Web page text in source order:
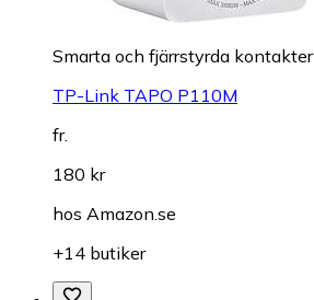
Smarta och fjärrstyrda kontakter
TP-Link TAPO P110M
fr.
180 kr
hos Amazon.se
+14 butiker